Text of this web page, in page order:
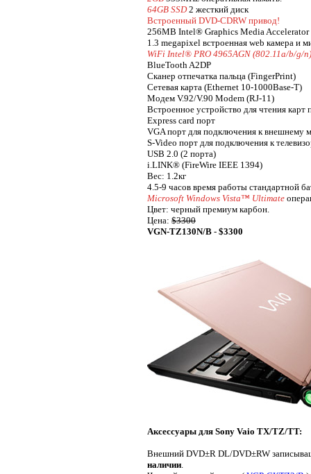
64GB SSD2 жесткий диск
Встроенный DVD-CDRW привод!
256MB Intel® Graphics Media Accelerator
1.3 megapixel встроенная web камера и
WiFi Intel® PRO 4965AGN (802.11a/b/g/n)
BlueTooth A2DP
Сканер отпечатка пальца (FingerPrint)
Сетевая карта (Ethernet 10-1000Base-T)
Модем V.92/V.90 Modem (RJ-11)
Встроенное устройство для чтения
Express card порт
VGA порт для подключения к внешнему
S-Video порт для подключения к
USB 2.0 (2 порта)
i.LINK® (FireWire IEEE 1394)
Вес: 1.2кг
4.5-9 часов время работы стандартной
Microsoft Windows Vista™ Ultimate
Цвет: черный премиум карбон.
Цена: $3300
VGN-TZ130N/B - $3300
Аксессуары для Sony Vaio TX/TZ/TT:
Внешний DVD±R DL/DVD±RW
наличии.